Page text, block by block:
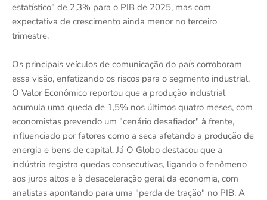
estatístico" de 2,3% para o PIB de 2025, mas com
expectativa de crescimento ainda menor no terceiro
trimestre.
Os principais veículos de comunicação do país corroboram
essa visão, enfatizando os riscos para o segmento industrial.
O Valor Econômico reportou que a produção industrial
acumula uma queda de 1,5% nos últimos quatro meses, com
economistas prevendo um "cenário desafiador" à frente,
influenciado por fatores como a seca afetando a produção de
energia e bens de capital. Já O Globo destacou que a
indústria registra quedas consecutivas, ligando o fenômeno
aos juros altos e à desaceleração geral da economia, com
analistas apontando para uma "perda de tração" no PIB. A